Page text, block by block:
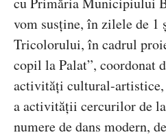
vom susține, în zilele de 1
Tricolorului, în cadrul
copil la Palat”, coordonat
activități cultural-artistice,
a activității cercurilor de
numere de dans modern,